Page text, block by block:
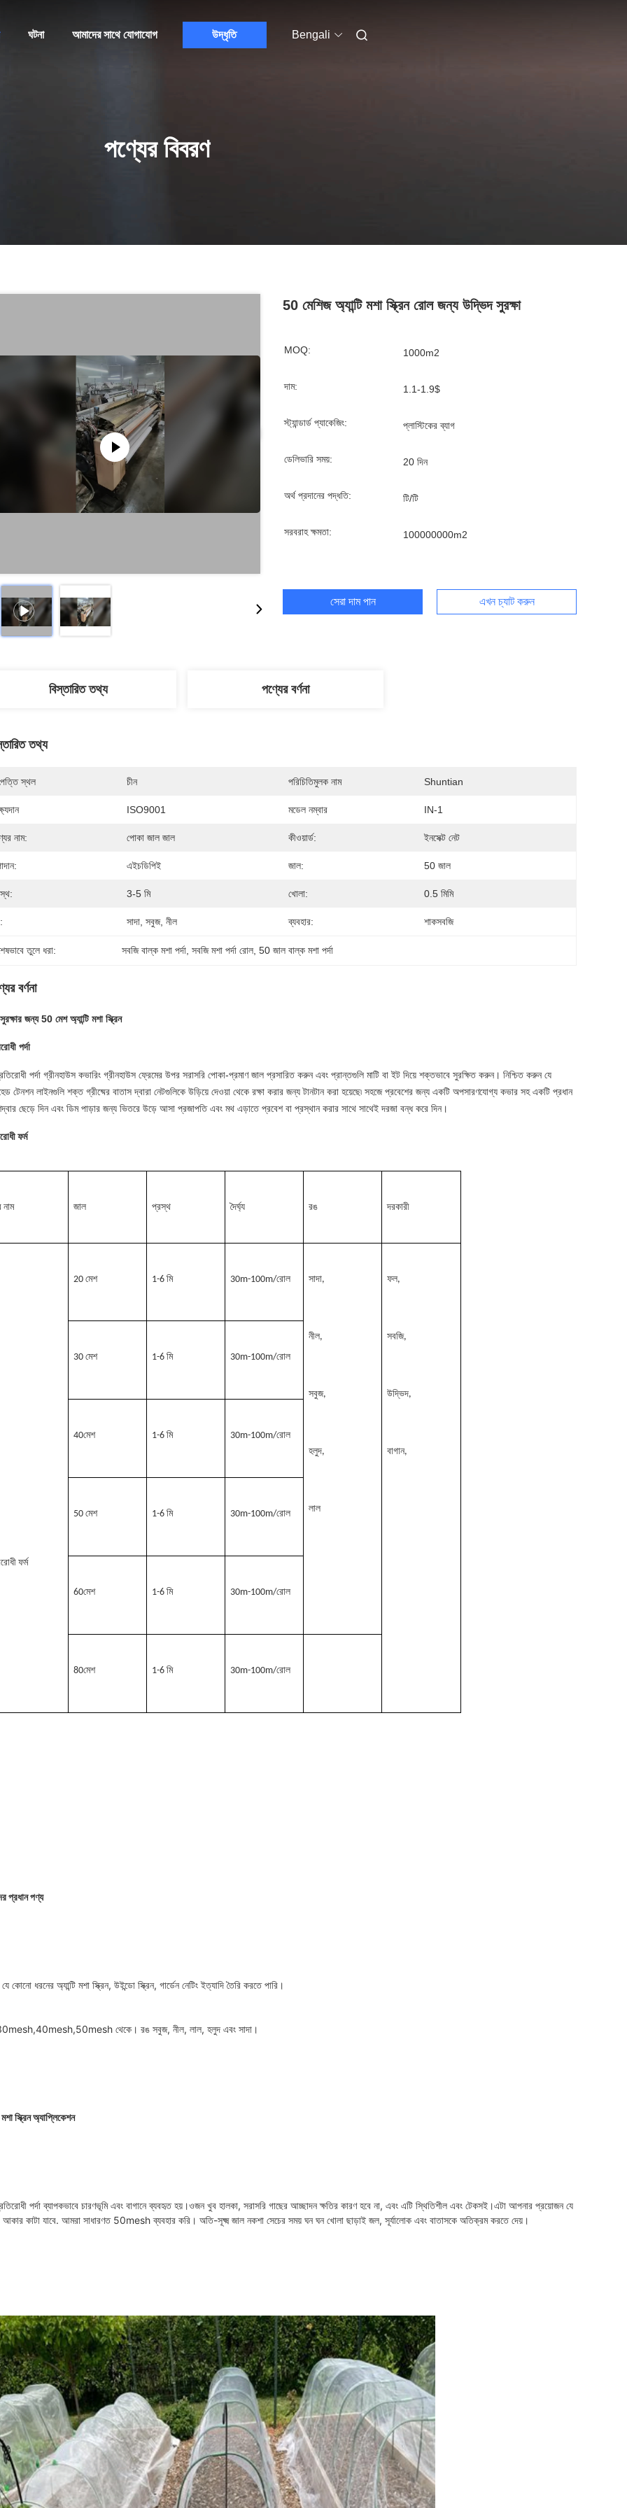
ঘটনা আমাদের সাথে যোগাযোগ উদ্ধৃতি Bengali
পণ্যের বিবরণ
50 মেশিজ অ্যান্টি মশা স্ক্রিন রোল জন্য উদ্ভিদ সুরক্ষা
MOQ: 1000m2
দাম: 1.1-1.9$
স্ট্যান্ডার্ড প্যাকেজিং: প্লাস্টিকের ব্যাগ
ডেলিভারি সময়: 20 দিন
অর্থ প্রদানের পদ্ধতি: টি/টি
সরবরাহ ক্ষমতা: 100000000m2
সেরা দাম পান এখন চ্যাট করুন
বিস্তারিত তথ্য পণ্যের বর্ণনা
তথ্য
স্থল চীন পরিচিতিমুলক নাম Shuntian
ISO9001 মডেল নম্বার IN-1
নাম: পোকা জাল জাল কীওয়ার্ড: ইনসেক্ট নেট
এইচডিপিই জাল: 50 জাল
3-5 মি খোলা: 0.5 মিমি
সাদা, সবুজ, নীল ব্যবহার: শাকসবজি
তুলে ধরা: সবজি বাল্ক মশা পর্দা , সবজি মশা পর্দা রোল , 50 জাল বাল্ক মশা পর্দা
বর্ণনা
জন্য 50 মেশ অ্যান্টি মশা স্ক্রিন
পর্দা
পর্দা গ্রীনহাউস কভারিং গ্রীনহাউস ফ্রেমের উপর সরাসরি পোকা-প্রমাণ জাল প্রসারিত করুন এবং প্রান্তগুলি মাটি বা ইট দিয়ে শক্তভাবে সুরক্ষিত করুন। নিশ্চিত করুন যে
টেনশন লাইনগুলি শক্ত গ্রীষ্মের বাতাস দ্বারা নেটগুলিকে উড়িয়ে দেওয়া থেকে রক্ষা করার জন্য টানটান করা হয়েছে৷ সহজে প্রবেশের জন্য একটি অপসারণযোগ্য কভার সহ একটি প্রধান
ছেড়ে দিন এবং ডিম পাড়ার জন্য ভিতরে উড়ে আসা প্রজাপতি এবং মথ এড়াতে প্রবেশ বা প্রস্থান করার সাথে সাথেই দরজা বন্ধ করে দিন।
ফর্ম
নাম জাল প্রস্থ দৈর্ঘ্য রঙ দরকারী
ফর্ম
20 মেশ 1-6 মি 30m-100m/রোল সাদা,
নীল,
সবুজ,
হলুদ,
লাল
ফল,
সবজি,
উদ্ভিদ,
বাগান,
30 মেশ 1-6 মি 30m-100m/রোল
40মেশ 1-6 মি 30m-100m/রোল
50 মেশ 1-6 মি 30m-100m/রোল
60মেশ 1-6 মি 30m-100m/রোল
80মেশ 1-6 মি 30m-100m/রোল
প্রধান পণ্য
কোনো ধরনের অ্যান্টি মশা স্ক্রিন, উইন্ডো স্ক্রিন, গার্ডেন নেটিং ইত্যাদি তৈরি করতে পারি।
থেকে। রঙ সবুজ, নীল, লাল, হলুদ এবং সাদা।
মশা স্ক্রিন অ্যাপ্লিকেশন
পর্দা ব্যাপকভাবে চারণভূমি এবং বাগানে ব্যবহৃত হয়।ওজন খুব হালকা, সরাসরি গাছের আচ্ছাদন ক্ষতির কারণ হবে না, এবং এটি স্থিতিশীল এবং টেকসই।এটা আপনার প্রয়োজন যে
কাটা যাবে. আমরা সাধারণত 50mesh ব্যবহার করি। অতি-সূক্ষ্ম জাল নকশা সেচের সময় ঘন ঘন খোলা ছাড়াই জল, সূর্যালোক এবং বাতাসকে অতিক্রম করতে দেয়।